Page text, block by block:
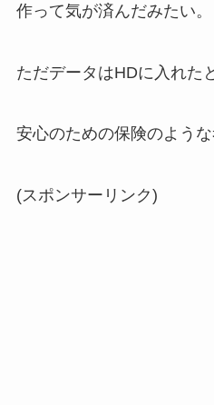
作って気が済んだみたい。
ただデータはHDに入れた
安心のための保険のような
(スポンサーリンク)